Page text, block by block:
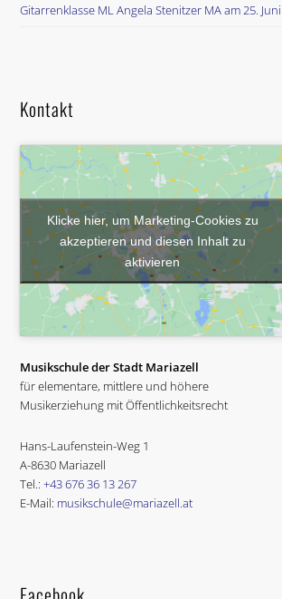
Gitarrenklasse ML Angela Stenitzer MA am 25. Juni
Kontakt
Klicke hier, um Marketing-Cookies zu
akzeptieren und diesen Inhalt zu
aktivieren
Musikschule der Stadt Mariazell
für elementare, mittlere und höhere
Musikerziehung mit Öffentlichkeitsrecht
Hans-Laufenstein-Weg 1
A-8630 Mariazell
Tel.: +43 676 36 13 267
E-Mail: musikschule@mariazell.at